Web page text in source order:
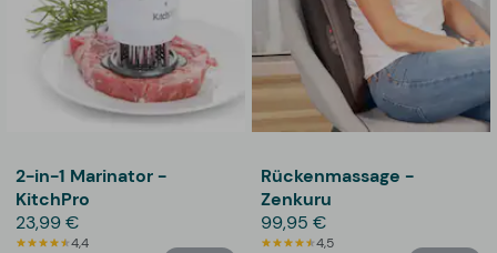
2-in-1 Marinator -
KitchPro
23,99 €
4,4
Rückenmassage -
Zenkuru
99,95 €
4,5